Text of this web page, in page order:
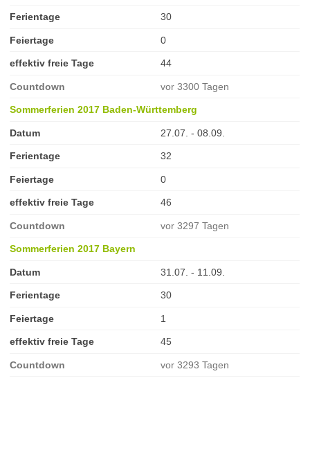
Ferientage 30
Feiertage 0
effektiv freie Tage 44
Countdown vor 3300 Tagen
Sommerferien 2017 Baden-Württemberg
Datum 27.07. - 08.09.
Ferientage 32
Feiertage 0
effektiv freie Tage 46
Countdown vor 3297 Tagen
Sommerferien 2017 Bayern
Datum 31.07. - 11.09.
Ferientage 30
Feiertage 1
effektiv freie Tage 45
Countdown vor 3293 Tagen